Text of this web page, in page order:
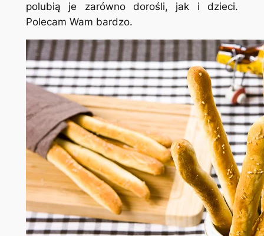
polubią je zarówno dorośli, jak i dzieci.
Polecam Wam bardzo.